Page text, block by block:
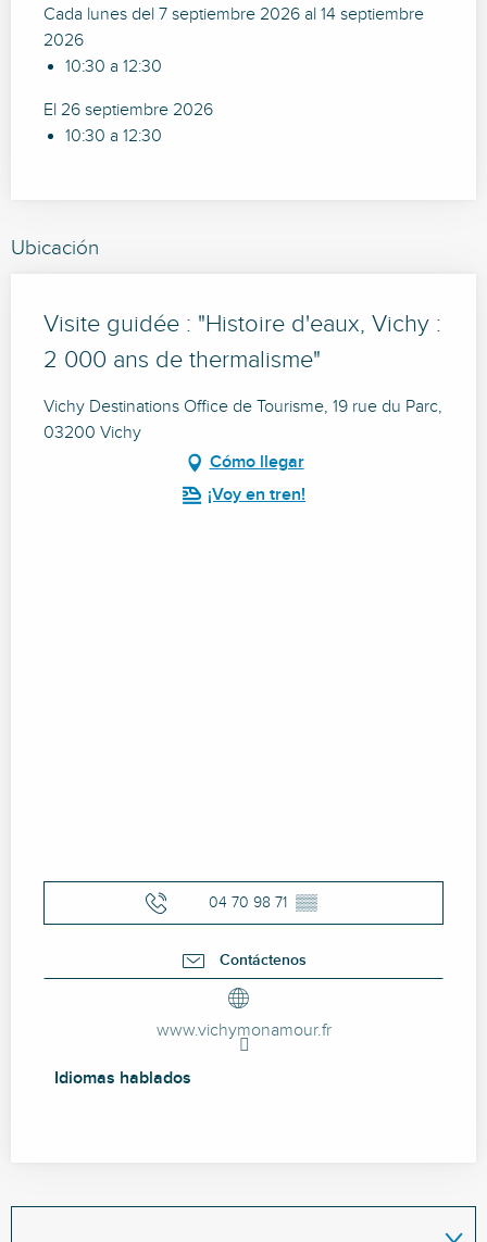
Cada lunes del 7 septiembre 2026 al 14 septiembre
2026
10:30 a 12:30
El 26 septiembre 2026
10:30 a 12:30
Ubicación
Visite guidée : "Histoire d'eaux, Vichy :
2 000 ans de thermalisme"
Vichy Destinations Office de Tourisme, 19 rue du Parc,
03200 Vichy
Cómo llegar
¡Voy en tren!
04 70 98 71 ▒▒
Contáctenos
www.vichymonamour.fr
Idiomas hablados
Idiomas hablados